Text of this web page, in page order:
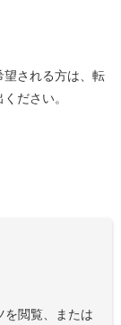
望される方は、転
ださい。
を閲覧、または